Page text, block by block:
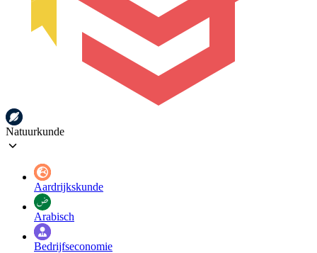
Natuurkunde
Aardrijkskunde
Arabisch
Bedrijfseconomie